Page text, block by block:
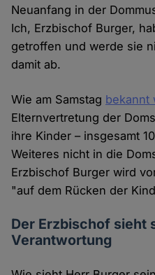
Neuanfang in der
Ich, Erzbischof Burger,
getroffen und werde sie
damit ab.
Wie am Samstag bekannt
Elternvertretung der
ihre Kinder – insgesamt
Weiteres nicht in die
Erzbischof Burger wird
"auf dem Rücken der
Der Erzbischof sieht
Verantwortung